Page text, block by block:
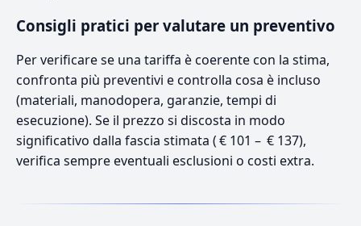
Consigli pratici per valutare un preventivo
Per verificare se una tariffa è coerente con la stima,
confronta più preventivi e controlla cosa è incluso
(materiali, manodopera, garanzie, tempi di
esecuzione). Se il prezzo si discosta in modo
significativo dalla fascia stimata ( € 101 – € 137),
verifica sempre eventuali esclusioni o costi extra.